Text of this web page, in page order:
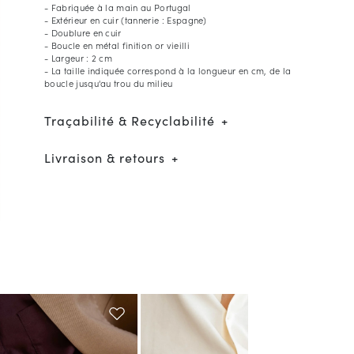
- Fabriquée à la main au Portugal
- Extérieur en cuir (tannerie : Espagne)
- Doublure en cuir
- Boucle en métal finition or vieilli
- Largeur : 2 cm
- La taille indiquée correspond à la longueur en cm, de la
boucle jusqu'au trou du milieu
Traçabilité & Recyclabilité
Livraison & retours